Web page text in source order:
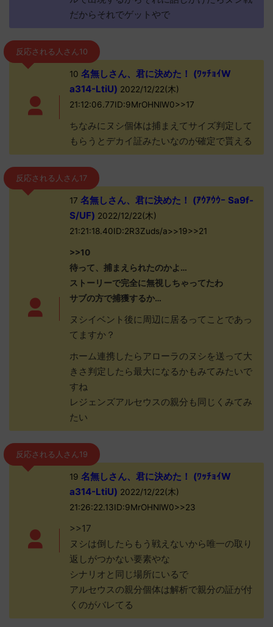
だからそれでゲットやで
反応される人さん10
10 名無しさん、君に決めた！ (ﾜｯﾁｮｲW
a314-LtiU) 2022/12/22(木)
21:12:06.77ID:9MrOHNlW0>>17
ちなみにヌシ個体は捕まえてサイズ判定して
もらうとデカイ証みたいなのが確定で貰える
反応される人さん17
17 名無しさん、君に決めた！ (ｱｳｱｳｳｰ Sa9f-
S/UF) 2022/12/22(木)
21:21:18.40ID:2R3Zuds/a>>19>>21
>>10
待って、捕まえられたのかよ…
ストーリーで完全に無視しちゃってたわ
サブの方で捕獲するか…
ヌシイベント後に周辺に居るってことであっ
てますか？
ホーム連携したらアローラのヌシを送って大
きさ判定したら最大になるかもみてみたいで
すね
レジェンズアルセウスの親分も同じくみてみ
たい
反応される人さん19
19 名無しさん、君に決めた！ (ﾜｯﾁｮｲW
a314-LtiU) 2022/12/22(木)
21:26:22.13ID:9MrOHNlW0>>23
>>17
ヌシは倒したらもう戦えないから唯一の取り
返しがつかない要素やな
シナリオと同じ場所にいるで
アルセウスの親分個体は解析で親分の証が付
くのがバレてる